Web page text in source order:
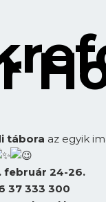
tábora az egyik
február 24-26.
37 333 300